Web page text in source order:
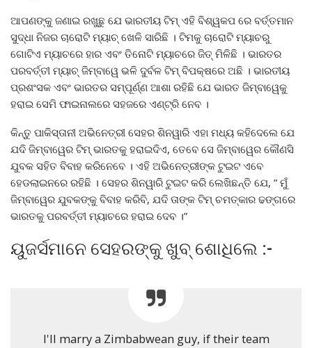
ଆପଣଙ୍କୁ ଜଣାଇ ରଖୁଛୁ ଯେ ଭାରତୀୟ ଟିମ୍ ଏହି ବିଶ୍ୱକପ ରେ ବର୍ତ୍ତମାନ
ସୁଦ୍ଧା ନିଜର ଚାରୋଟି ମ୍ୟାଚ୍ ଖେଳି ସାରିଛି । ଟିମକୁ ଚାରୋଟି ମ୍ୟାଚରୁ
ଗୋଟିଏ ମ୍ୟାଚରେ ହାର ଏବଂ ତିନୋଟି ମ୍ୟାଚରେ ଜିତ୍ ମିଳିଛି । ଭାରତର
ପରବର୍ତ୍ତୀ ମ୍ୟାଚ୍ ଜିମ୍ବାୱେ ଭଳି ଦୁର୍ବଳ ଟିମ୍ ବିପକ୍ଷରେ ଅଛି । ଭାରତୀୟ
ପ୍ରଶଂସକ ଏବଂ ଭାରତର ସମ୍ପୂର୍ଣ୍ଣ ଆଶା ରହିଛି ଯେ ଭାରତ ଜିମ୍ବାୱେକୁ
ହରାଇ ସେମି ଫାଇନାଲରେ ସହଜରେ ଏଣ୍ଟ୍ରି ନେବ ।
କିନ୍ତୁ ପାକିସ୍ତାନୀ ଅଭିନେତ୍ରୀ ସେହର ଶିନୱାରି ଏହା ମଧ୍ୟ କହିଦେଲେ ଯେ
ଯଦି ଜିମ୍ବାୱେର ଟିମ୍ ଭାରତକୁ ହରାଇଦିଏ, ତେବେ ସେ ଜିମ୍ବାୱେର କୌଣସି
ଯୁବକ ସହିତ ବିବାହ କରିନେବେ । ଏହି ଅଭିନେତ୍ରୀଙ୍କ ଟୁଇଟ ଏବେ
ହେଡଲାଇନରେ ରହିଛି । ସେହର ଶିନୱାରି ଟୁଇଟ କରି ଲେଖିଛନ୍ତି ଯେ, ” ମୁଁ
ଜିମ୍ବାୱେର ଯୁବକଙ୍କୁ ବିବାହ କରିବି, ଯଦି ତାଙ୍କ ଟିମ୍ ଚମତ୍କାର ଢଙ୍ଗରେ
ଭାରତକୁ ପରବର୍ତ୍ତୀ ମ୍ୟାଚରେ ହରାଇ ଦେବ ।”
ୟୁଜର୍ସମାନେ ସେହରଙ୍କୁ ଖୁବ୍ ଶୋଧିଲେ :-
I'll marry a Zimbabwean guy, if their team